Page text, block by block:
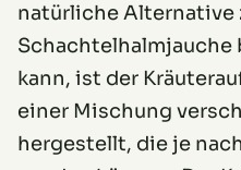
natürliche Alternative
kann, ist der
einer Mischung
hergestellt, die je